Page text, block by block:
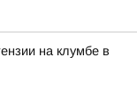
на клумбе в